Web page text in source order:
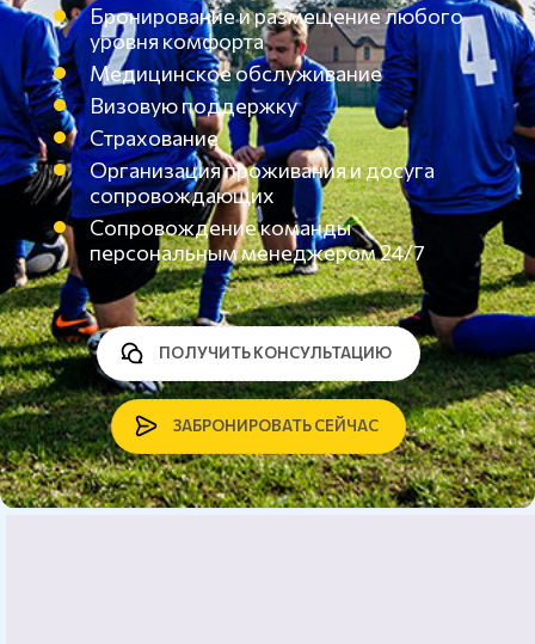
Бронирование и размещение любого
уровня комфорта
Медицинское обслуживание
Визовую поддержку
Страхование
Организация проживания и досуга
сопровождающих
Сопровождение команды
персональным менеджером 24/7
ЗАБРОНИРОВАТЬ СЕЙЧАС
ПОЛУЧИТЬ КОНСУЛЬТАЦИЮ